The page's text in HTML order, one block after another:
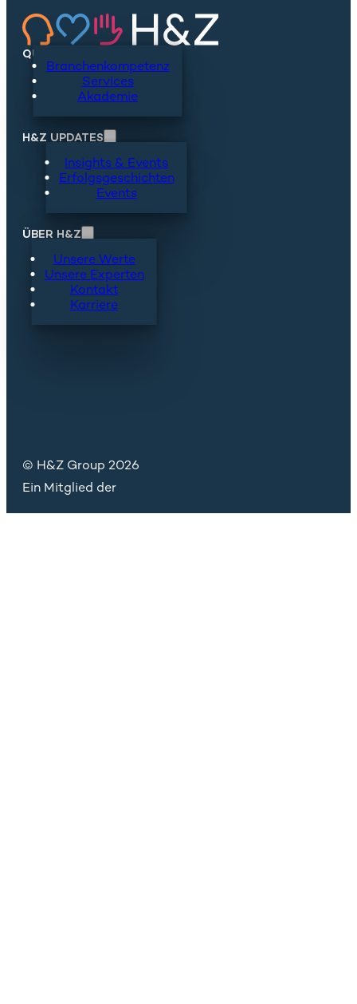
QUICKLINKS
Branchenkompetenz
Services
Akademie
H&Z UPDATES
Insights & Events
Erfolgsgeschichten
Events
ÜBER H&Z
Unsere Werte
Unsere Experten
Kontakt
Karriere
© H&Z Group 2026
Ein Mitglied der